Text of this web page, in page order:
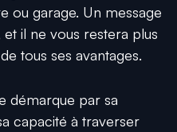
ou garage. Un message
il ne vous restera plus
tous ses avantages.
démarque par sa
capacité à traverser